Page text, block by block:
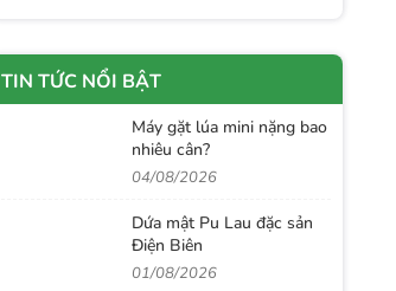
TIN TỨC NỔI BẬT
Máy gặt lúa mini nặng bao
nhiêu cân?
04/08/2026
Dứa mật Pu Lau đặc sản
Điện Biên
01/08/2026